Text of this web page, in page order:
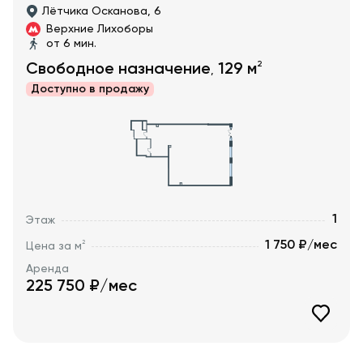
Лётчика Осканова, 6
Верхние Лихоборы
от 6 мин.
Свободное назначение, 129 м2
Доступно в продажу
Этаж 1
Цена за м2 1 750 ₽/мес
Аренда
225 750 ₽/мес